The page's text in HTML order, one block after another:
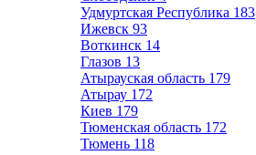
Удмуртская Республика 183
Ижевск 93
Воткинск 14
Глазов 13
Атырауская область 179
Атырау 172
Киев 179
Тюменская область 172
Тюмень 118